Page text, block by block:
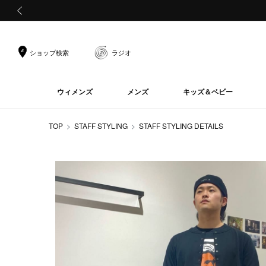
ショップ検索 ラジオ
ウィメンズ メンズ キッズ＆ベビー
TOP STAFF STYLING STAFF STYLING DETAILS